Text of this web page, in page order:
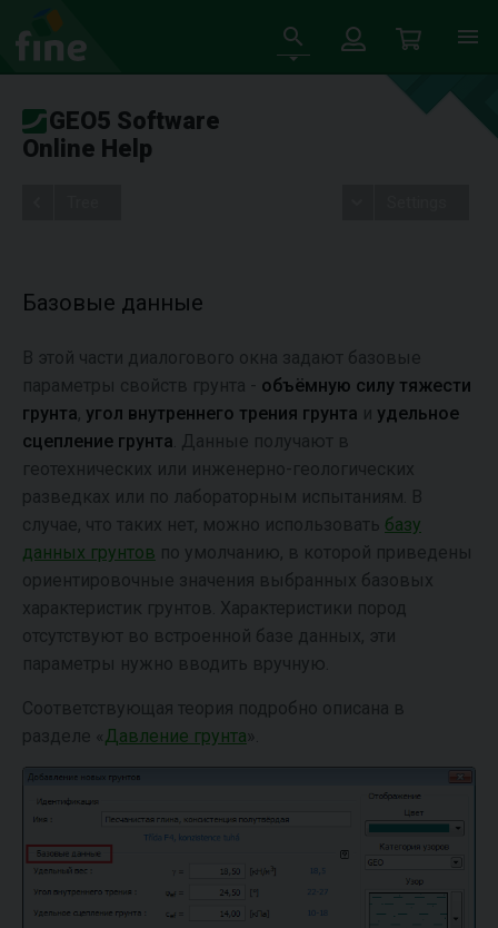
GEO5 Software
Online Help
Базовые данные
В этой части диалогового окна задают базовые
параметры свойств грунта - объёмную силу тяжести
грунта, угол внутреннего трения грунта и удельное
сцепление грунта . Данные получают в
геотехнических или инженерно-геологических
разведках или по лабораторным испытаниям. В
случае, что таких нет, можно использовать базу
данных грунтов по умолчанию, в которой приведены
ориентировочные значения выбранных базовых
характеристик грунтов. Характеристики пород
отсутствуют во встроенной базе данных, эти
параметры нужно вводить вручную.
Соответствующая теория подробно описана в
разделе « Давление грунта ».